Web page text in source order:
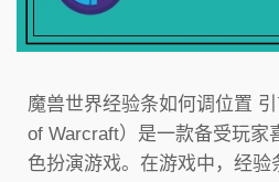
魔兽世界经验条如何调位置
of Warcraft）是一款备受玩家
色扮演游戏。在游戏中，经验